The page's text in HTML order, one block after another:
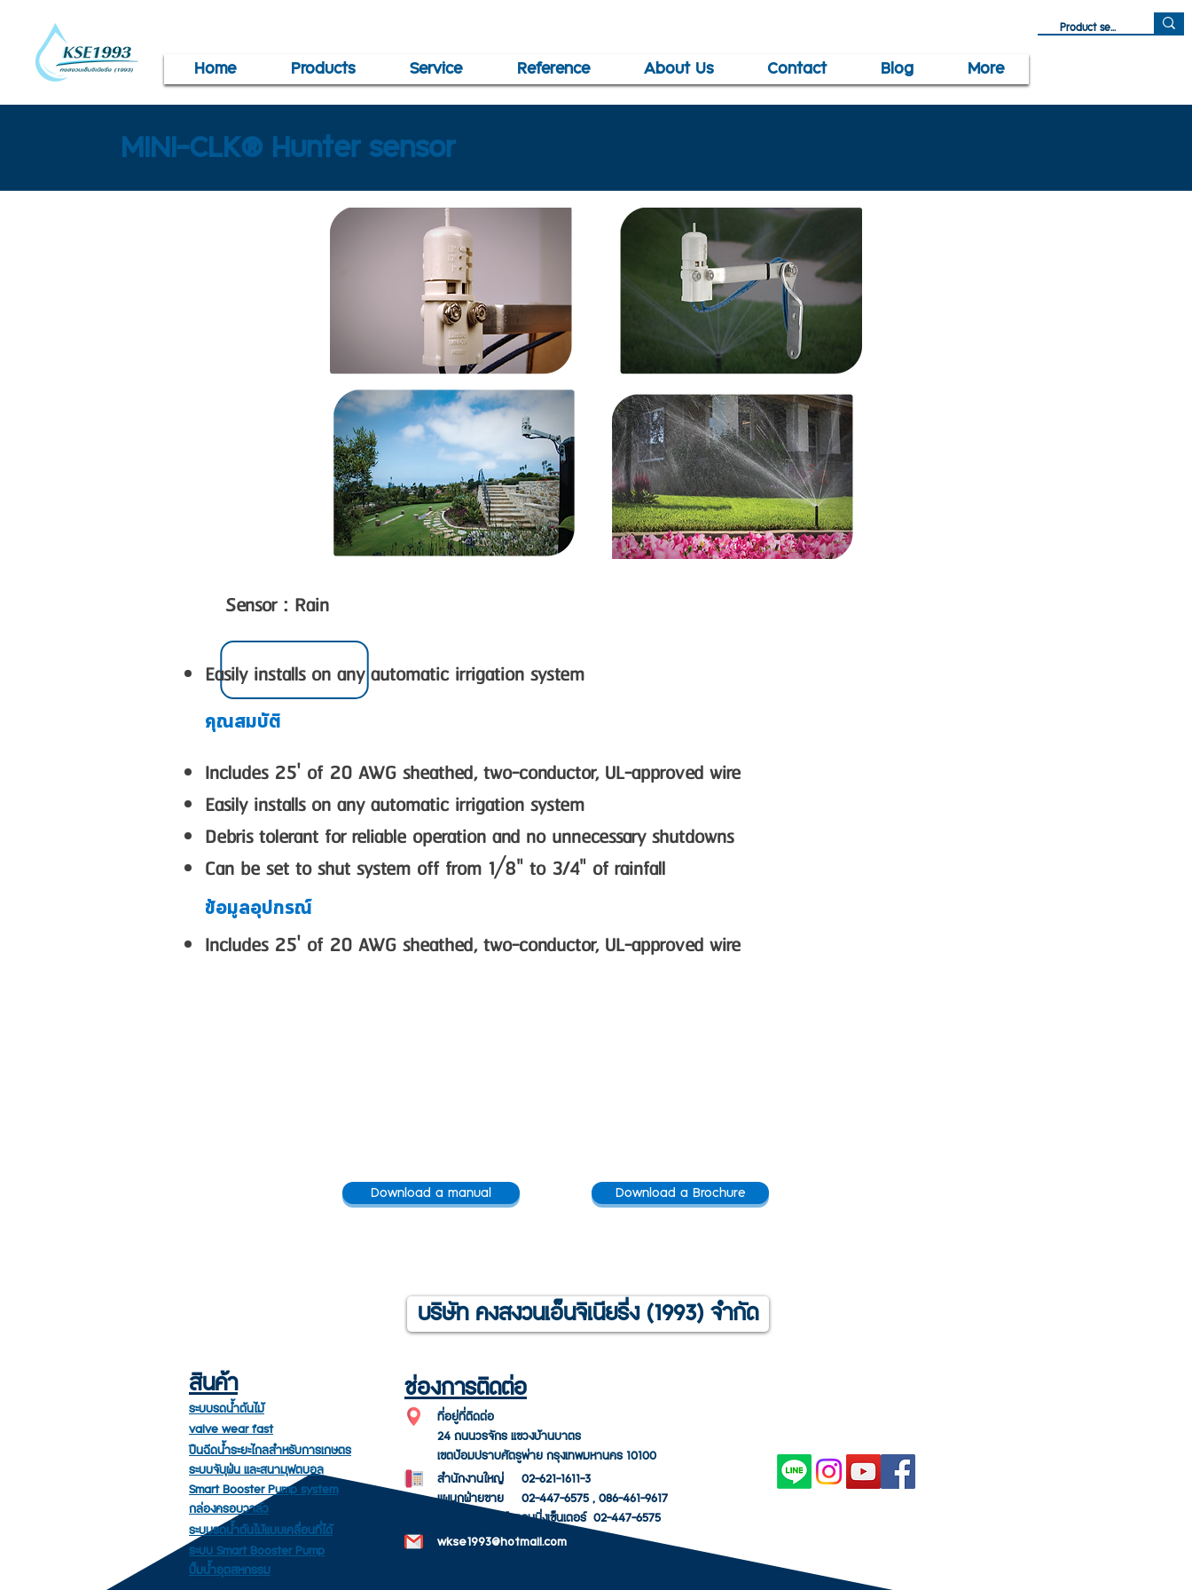
Home Products Service Reference About Us Contact Blog More
MINI-CLK® Hunter sensor
Sensor : Rain
Easily installs on any automatic irrigation system
คุณสมบัติ
Includes 25' of 20 AWG sheathed, two-conductor, UL-approved wire
Easily installs on any automatic irrigation system
Debris tolerant for reliable operation and no unnecessary shutdowns
Can be set to shut system off from 1⁄8" to 3/4" of rainfall
ข้อมูลอุปกรณ์
Includes 25' of 20 AWG sheathed, two-conductor, UL-approved wire
Download a manual Download a Brochure
บริษัท คงสงวนเอ็นจิเนียริ่ง (1993) จำกัด
ช่องการติดต่อ
ที่อยู่ที่ติดต่อ
24 ถนนวรจักร แขวงบ้านบาตร
เขตป้อมปราบศัตรูพ่าย กรุงเทพมหานคร 10100
สำนักงานใหญ่ 02-621-1611-3
แผนกฝ่ายขาย 02-447-6575 , 086-461-9617
แวร์เฮ้าส์ แอนด์ เทรนนิ่งเซ็นเตอร์ 02-447-6575
wkse1993@hotmail.com
สินค้า
ระบบรดน้ำต้นไม้
valve wear fast
ปืนฉีดน้ำระยะไกลสำหรับการเกษตร
ระบบจับฝุ่น และสนามฟุตบอล
Smart Booster Pump system
กล่องครอบวาล์ว
ระบบรดน้ำต้นไม้แบบเคลื่อนที่ได้
ระบบ Smart Booster Pump
ปั้มน้ำอุตสหกรรม